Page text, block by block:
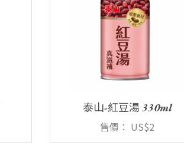
泰山-紅豆湯 330ml
售價： US$2